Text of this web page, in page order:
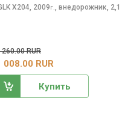
X204, 2009г.
внедорожник, 2,1
260.00 RUR
008.00 RUR
Купить